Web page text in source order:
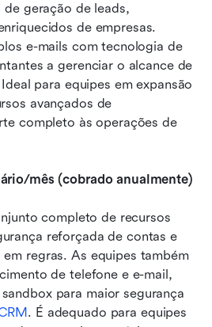
geração de leads,
de empresas.
e-mails com tecnologia de
a gerenciar o alcance de
para equipes em expansão
avançados de
completo às operações de
mês (cobrado anualmente)
completo de recursos
reforçada de contas e
em regras. As equipes também
de telefone e e-mail,
para maior segurança
. É adequado para equipes